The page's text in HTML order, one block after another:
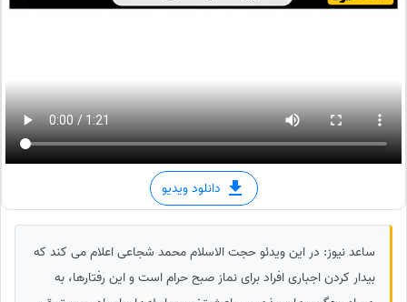
دانلود ویدیو
ساعد نیوز: در این ویدئو حجت الاسلام محمد شجاعی اعلام می کند که
بیدار کردن اجباری افراد برای نماز صبح حرام است و این رفتارها، به